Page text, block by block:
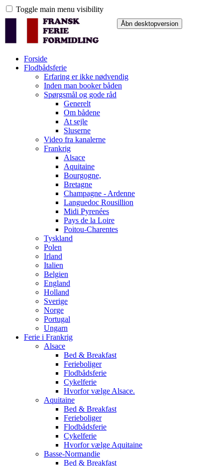
Toggle main menu visibility
Forside
Flodbådsferie
Erfaring er ikke nødvendig
Inden man booker båden
Spørgsmål og gode råd
Generelt
Om bådene
At sejle
Sluserne
Video fra kanalerne
Frankrig
Alsace
Aquitaine
Bourgogne,
Bretagne
Champagne - Ardenne
Languedoc Rousillion
Midi Pyrenées
Pays de la Loire
Poitou-Charentes
Tyskland
Polen
Irland
Italien
Belgien
England
Holland
Sverige
Norge
Portugal
Ungarn
Ferie i Frankrig
Alsace
Bed & Breakfast
Ferieboliger
Flodbådsferie
Cykelferie
Hvorfor vælge Alsace.
Aquitaine
Bed & Breakfast
Ferieboliger
Flodbådsferie
Cykelferie
Hvorfor vælge Aquitaine
Basse-Normandie
Bed & Breakfast